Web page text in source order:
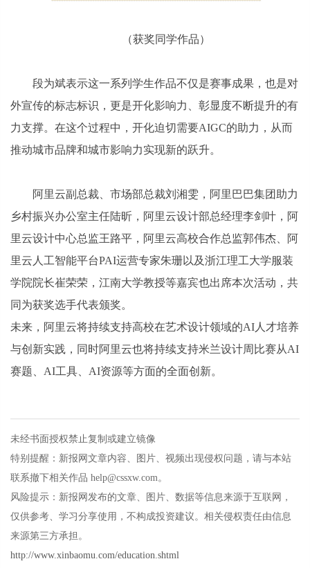
（获奖同学作品）
段为斌表示这一系列学生作品不仅是赛事成果，也是对
外宣传的标志标识，更是开化影响力、彰显度不断提升的有
力支撑。在这个过程中，开化迫切需要AIGC的助力，从而
推动城市品牌和城市影响力实现新的跃升。
阿里云副总裁、市场部总裁刘湘雯，阿里巴巴集团助力
乡村振兴办公室主任陆昕，阿里云设计部总经理李剑叶，阿
里云设计中心总监王路平，阿里云高校合作总监郭伟杰、阿
里云人工智能平台PAI运营专家朱珊以及浙江理工大学服装
学院院长崔荣荣，江南大学教授等嘉宾也出席本次活动，共
同为获奖选手代表颁奖。
未来，阿里云将持续支持高校在艺术设计领域的AI人才培养
与创新实践，同时阿里云也将持续支持米兰设计周比赛从AI
赛题、AI工具、AI资源等方面的全面创新。
未经书面授权禁止复制或建立镜像
特别提醒：新报网文章内容、图片、视频出现侵权问题，请与本站
联系撤下相关作品 help@cssxw.com。
风险提示：新报网发布的文章、图片、数据等信息来源于互联网，
仅供参考、学习分享使用，不构成投资建议。相关侵权责任由信息
来源第三方承担。
http://www.xinbaomu.com/education.shtml